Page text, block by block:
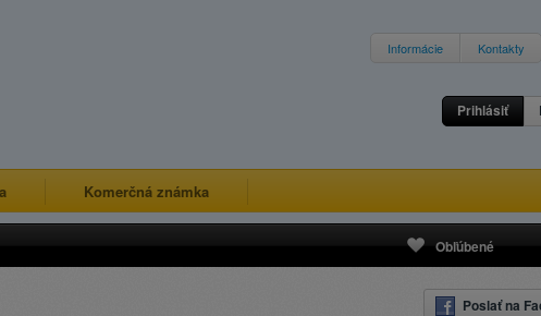
Informácie Kontakty
Prihlásiť
Komerčná známka
Obľúbené
Poslať na